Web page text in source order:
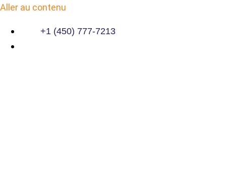
Aller au contenu
+1 (450) 777-7213